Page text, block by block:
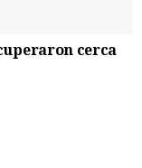
cerca